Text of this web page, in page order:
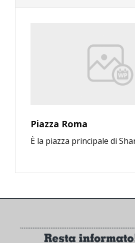
Piazza Roma
È la piazza principale di